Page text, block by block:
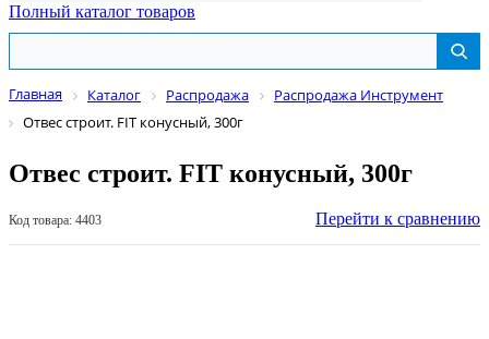
Полный каталог товаров
Главная Каталог Распродажа
Распродажа Инструмент
Отвес строит. FIT конусный, 300г
Отвес строит. FIT конусный, 300г
Код товара: 4403 Перейти к сравнению